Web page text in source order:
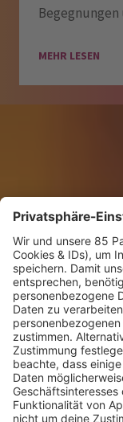
MEHR LESEN
KW30 Album
SONNY
ALL